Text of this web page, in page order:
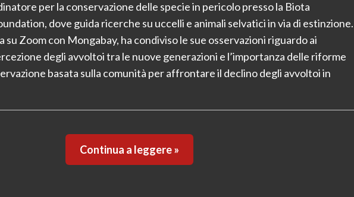
per la conservazione delle specie in pericolo presso la Biota
dove guida ricerche su uccelli e animali selvatici in via di estinzione.
su Zoom con Mongabay, ha condiviso le sue osservazioni riguardo ai
degli avvoltoi tra le nuove generazioni e l’importanza delle riforme
basata sulla comunità per affrontare il declino degli avvoltoi in
Continua a leggere »